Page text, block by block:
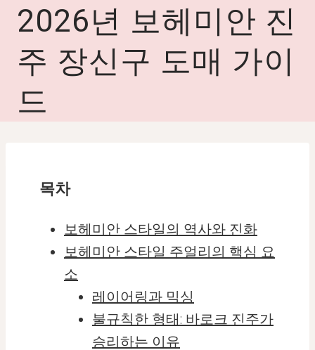
2026년 보헤미안 진
주 장신구 도매 가이
드
목차
보헤미안 스타일의 역사와 진화
보헤미안 스타일 주얼리의 핵심 요
소
레이어링과 믹싱
불규칙한 형태: 바로크 진주가
승리하는 이유